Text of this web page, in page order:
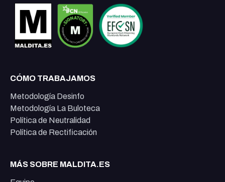
CÓMO TRABAJAMOS
Metodología Desinfo
Metodología La Buloteca
Política de Neutralidad
Política de Rectificación
MÁS SOBRE MALDITA.ES